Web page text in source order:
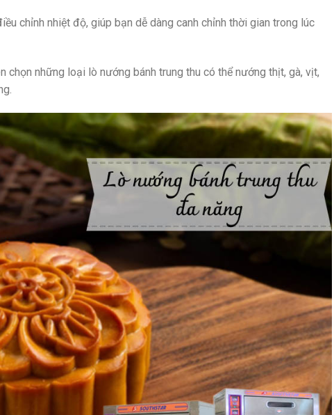
chỉnh nhiệt độ, giúp bạn dễ dàng canh chỉnh thời gian trong lúc
chọn những loại lò nướng bánh trung thu có thể nướng thịt, gà, vịt,